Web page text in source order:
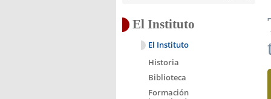
El Instituto
El Instituto
Historia
Biblioteca
Formación